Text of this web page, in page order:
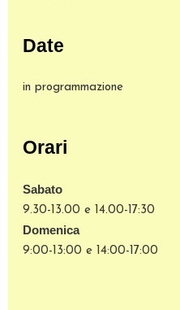
Date
in programmazione
Orari
Sabato
9.30-13.00 e 14.00-17:30
Domenica
9:00-13:00 e 14:00-17:00